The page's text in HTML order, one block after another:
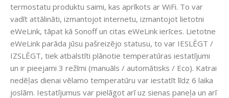
termostatu produktu saimi, kas aprīkots ar WiFi. To var
vadīt attālināti, izmantojot internetu, izmantojot lietotni
eWeLink, tāpat kā Sonoff un citas eWeLink ierīces. Lietotne
eWeLink parāda jūsu pašreizējo statusu, to var IESLĒGT /
IZSLĒGT, tiek atbalstīti plānotie temperatūras iestatījumi
un ir pieejami 3 režīmi (manuāls / automātisks / Eco). Katrai
nedēļas dienai vēlamo temperatūru var iestatīt līdz 6 laika
joslām. Iestatījumus var pielāgot arī uz sienas paneļa un arī